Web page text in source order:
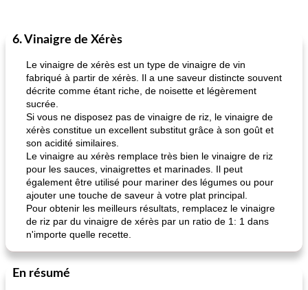
6. Vinaigre de Xérès
Le vinaigre de xérès est un type de vinaigre de vin
fabriqué à partir de xérès. Il a une saveur distincte souvent
décrite comme étant riche, de noisette et légèrement
sucrée.
Si vous ne disposez pas de vinaigre de riz, le vinaigre de
xérès constitue un excellent substitut grâce à son goût et
son acidité similaires.
Le vinaigre au xérès remplace très bien le vinaigre de riz
pour les sauces, vinaigrettes et marinades. Il peut
également être utilisé pour mariner des légumes ou pour
ajouter une touche de saveur à votre plat principal.
Pour obtenir les meilleurs résultats, remplacez le vinaigre
de riz par du vinaigre de xérès par un ratio de 1: 1 dans
n'importe quelle recette.
En résumé